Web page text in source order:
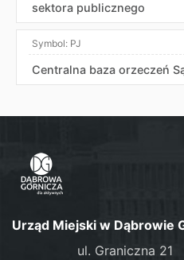
sektora publicznego
Symbol: PJ
Centralna baza orzeczeń
Urząd Miejski w Dąbrowie
ul. Graniczna 21